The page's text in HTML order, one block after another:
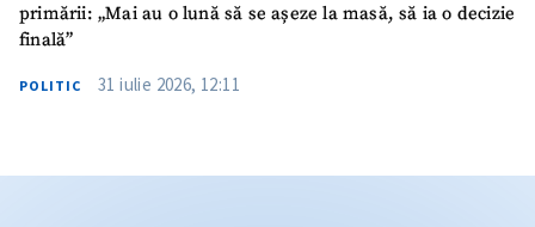
primării: „Mai au o lună să se așeze la masă, să ia o decizie
finală”
POLITIC 31 iulie 2026, 12:11